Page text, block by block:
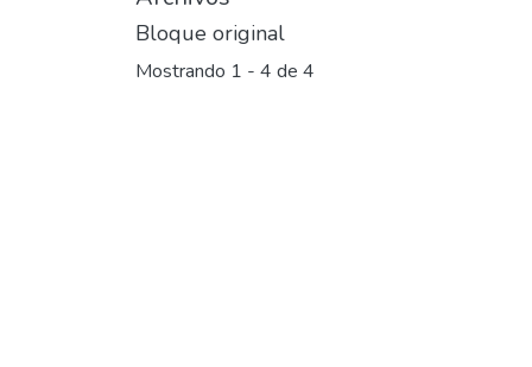
Bloque original
Mostrando 1 - 4 de 4